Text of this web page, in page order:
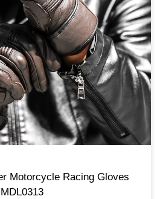
Motorcycle Racing Gloves
MDL0313